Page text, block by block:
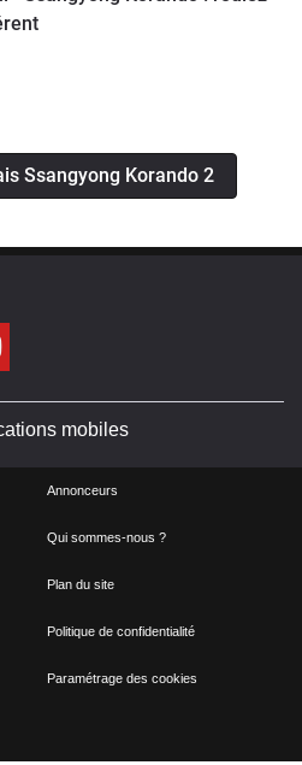
Ssangyong Korando 2
mobiles
Annonceurs
Qui sommes-nous ?
Plan du site
Politique de confidentialité
Paramétrage des cookies